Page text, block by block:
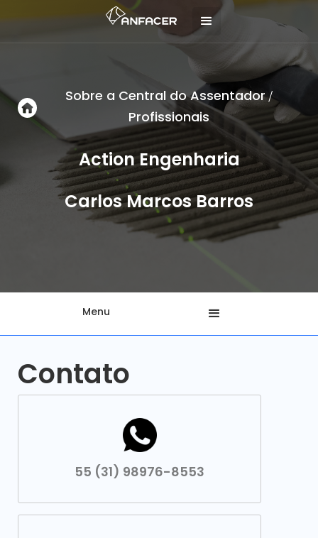
Sobre a Central do Assentador/
Profissionais
Action Engenharia
Carlos Marcos Barros
Menu
Contato
55 (31) 98976-8553